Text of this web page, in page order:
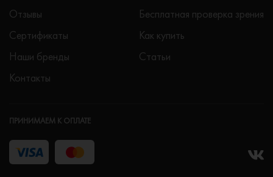
Отзывы
Сертификаты
Наши бренды
Контакты
Бесплатная проверка зрения
Как купить
Статьи
ПРИНИМАЕМ К ОПЛАТЕ